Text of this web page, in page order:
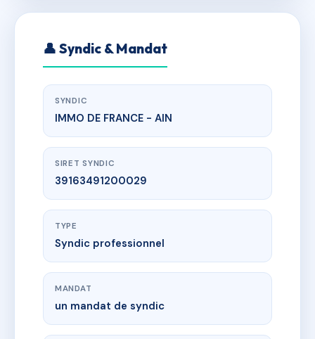
👤 Syndic & Mandat
SYNDIC
IMMO DE FRANCE - AIN
SIRET SYNDIC
39163491200029
TYPE
Syndic professionnel
MANDAT
un mandat de syndic